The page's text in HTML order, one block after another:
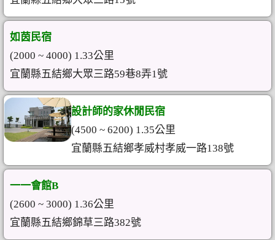
如茵民宿
(2000 ~ 4000) 1.33公里
宜蘭縣五結鄉大眾三路59巷8弄1號
設計師的家休閒民宿
(4500 ~ 6200) 1.35公里
宜蘭縣五結鄉孝威村孝威一路138號
一一會館B
(2600 ~ 3000) 1.36公里
宜蘭縣五結鄉錦草三路382號